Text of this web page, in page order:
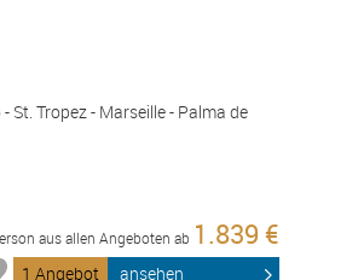
St. Tropez - Marseille - Palma de
aus allen Angeboten ab 1.839 €
1 Angebot ansehen